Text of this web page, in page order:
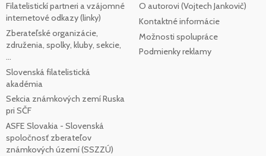
Filatelistickí partneri a vzájomné
internetové odkazy (linky)
Zberateľské organizácie,
združenia, spolky, kluby, sekcie,
...
Slovenská filatelistická
akadémia
Sekcia známkových zemí Ruska
pri SČF
ASFE Slovakia - Slovenská
spoločnosť zberateľov
známkových území (SSZZÚ)
O autorovi (Vojtech Jankovič)
Kontaktné informácie
Možnosti spolupráce
Podmienky reklamy